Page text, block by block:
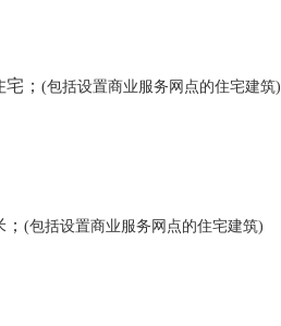
；(包括设置商业服务网点的住宅建筑)
；(包括设置商业服务网点的住宅建筑)